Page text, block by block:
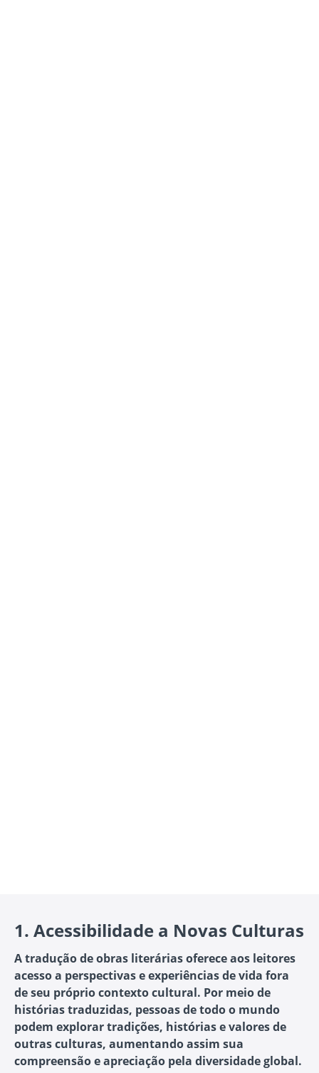
1. Acessibilidade a Novas Culturas
A tradução de obras literárias oferece aos leitores
acesso a perspectivas e experiências de vida fora
de seu próprio contexto cultural. Por meio de
histórias traduzidas, pessoas de todo o mundo
podem explorar tradições, histórias e valores de
outras culturas, aumentando assim sua
compreensão e apreciação pela diversidade global.